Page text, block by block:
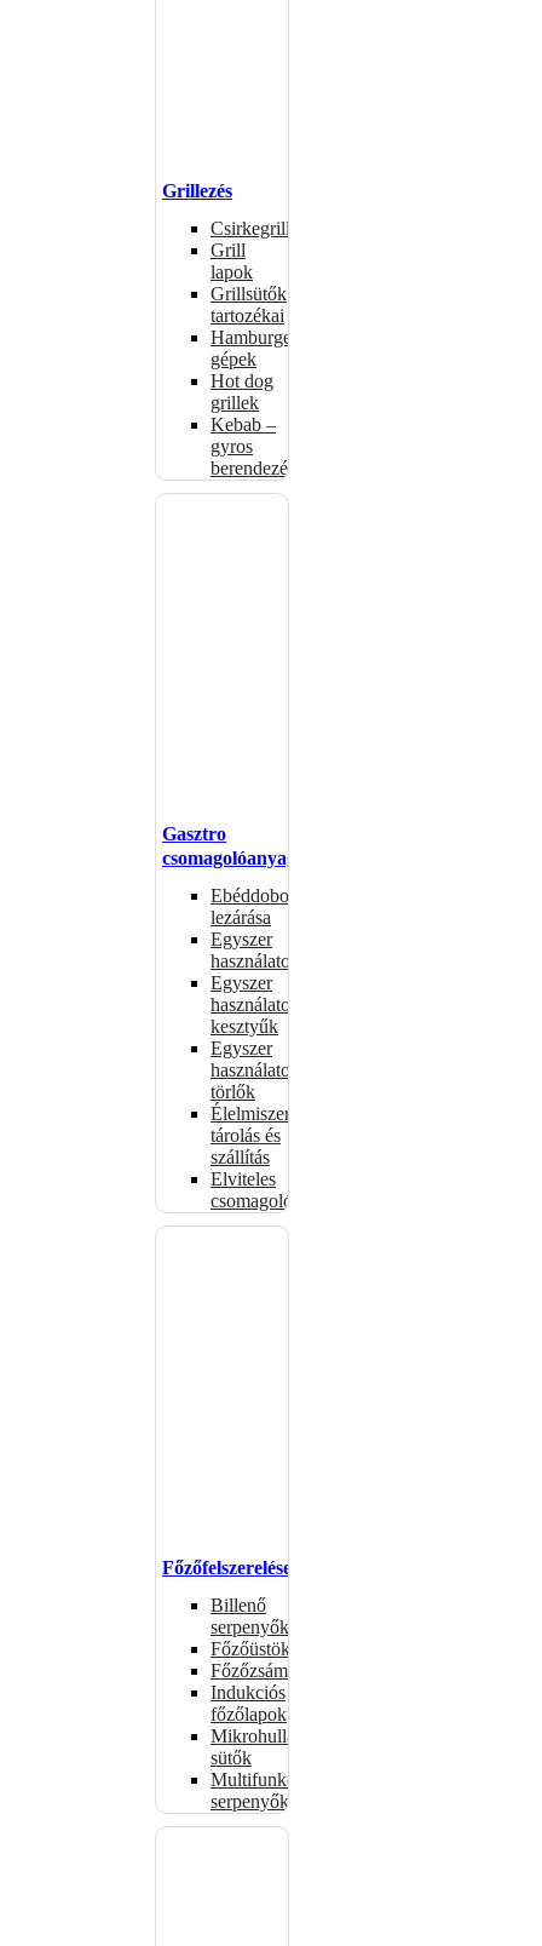
Grillezés
Csirkegrillek
Grill
lapok
Grillsütők
tartozékai
Hamburgerformázó
gépek
Hot dog
grillek
Kebab –
gyros
berendezés
Gasztro
csomagolóanyagok
Ebéddobozok
lezárása
Egyszer
használatos
Egyszer
használatos
kesztyűk
Egyszer
használatos
törlők
Élelmiszer-
tárolás és
szállítás
Elviteles
csomagolóanyagok
Főzőfelszerelések
Billenő
serpenyők
Főzőüstök
Főzőzsámolyok
Indukciós
főzőlapok
Mikrohullámú
sütők
Multifunkciós
serpenyők